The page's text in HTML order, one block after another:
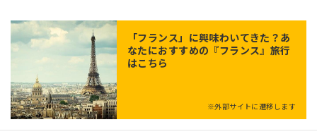
「フランス」に興味わいてきた？あ
なたにおすすめの『フランス』旅行
はこちら
※外部サイトに遷移します